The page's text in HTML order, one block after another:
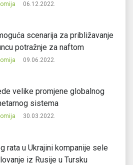
06.12.2022.
scenarija za približavanje
potražnje za naftom
09.06.2022.
velike promjene globalnog
sistema
30.03.2022.
rata u Ukrajini kompanije sele
iz Rusije u Tursku